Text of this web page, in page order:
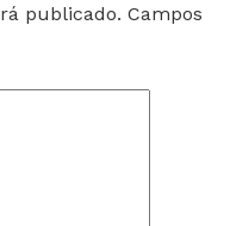
publicado. Campos